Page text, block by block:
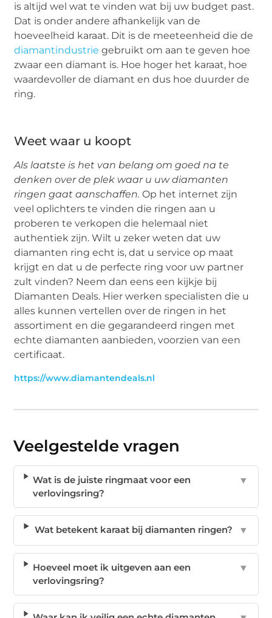
is altijd wel wat te vinden wat bij uw budget past.
Dat is onder andere afhankelijk van de
hoeveelheid karaat. Dit is de meeteenheid die de
diamantindustriegebruikt om aan te geven hoe
zwaar een diamant is. Hoe hoger het karaat, hoe
waardevoller de diamant en dus hoe duurder de
ring.
Weet waar u koopt
Als laatste is het van belang om goed na te
denken over de plek waar u uw diamanten
ringen gaat aanschaffen. Op het internet zijn
veel oplichters te vinden die ringen aan u
proberen te verkopen die helemaal niet
authentiek zijn. Wilt u zeker weten dat uw
diamanten ring echt is, dat u service op maat
krijgt en dat u de perfecte ring voor uw partner
zult vinden? Neem dan eens een kijkje bij
Diamanten Deals. Hier werken specialisten die u
alles kunnen vertellen over de ringen in het
assortiment en die gegarandeerd ringen met
echte diamanten aanbieden, voorzien van een
certificaat.
https://www.diamantendeals.nl
Veelgestelde vragen
Wat is de juiste ringmaat voor een
verlovingsring?
▼
Wat betekent karaat bij diamanten ringen? ▼
Hoeveel moet ik uitgeven aan een
verlovingsring?
▼